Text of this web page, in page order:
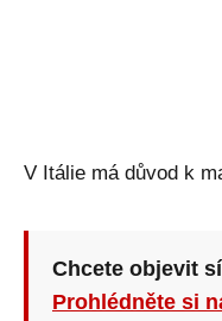
V Itálie má důvod k
Chcete objevit
Prohlédněte si